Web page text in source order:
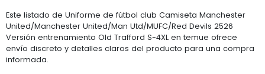
Este listado de Uniforme de fútbol club Camiseta Manchester
United/Manchester United/Man Utd/MUFC/Red Devils 2526
Versión entrenamiento Old Trafford S-4XL en temue ofrece
envío discreto y detalles claros del producto para una compra
informada.